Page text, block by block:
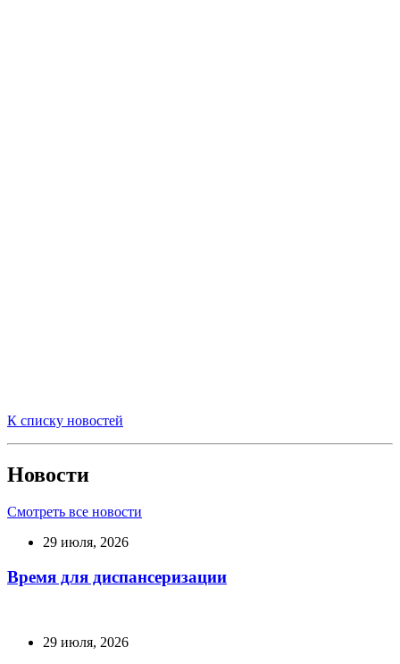
К списку новостей
Новости
Смотреть все новости
29 июля, 2026
Время для диспансеризации
29 июля, 2026